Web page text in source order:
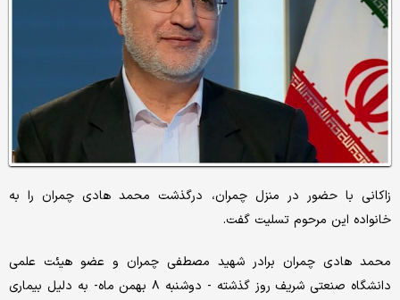
زاکانی با حضور در منزل چمران، درگذشت محمد هادی چمران را به
خانواده این مرحوم تسلیت گفت.
محمد هادی چمران برادر شهید مصطفی چمران و عضو هیئت علمی
دانشگاه صنعتی شریف روز گذشته - دوشنبه ۸ بهمن ماه- به دلیل بیماری